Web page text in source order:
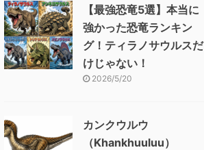
【最強恐竜5選】本当に
強かった恐竜ランキン
グ！ティラノサウルスだ
けじゃない！
2026/5/20
カンクウルウ
（Khankhuuluu）